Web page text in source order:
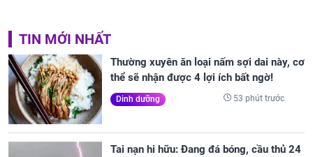
TIN MỚI NHẤT
Thường xuyên ăn loại nấm sợi dai này, cơ
thể sẽ nhận được 4 lợi ích bất ngờ!
Dinh dưỡng 53 phút trước
Tai nạn hi hữu: Đang đá bóng, cầu thủ 24